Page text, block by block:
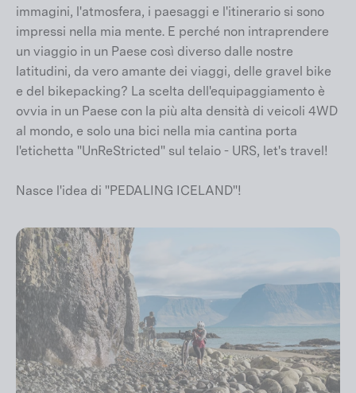
immagini, l'atmosfera, i paesaggi e l'itinerario si sono
impressi nella mia mente. E perché non intraprendere
un viaggio in un Paese così diverso dalle nostre
latitudini, da vero amante dei viaggi, delle gravel bike
e del bikepacking? La scelta dell'equipaggiamento è
ovvia in un Paese con la più alta densità di veicoli 4WD
al mondo, e solo una bici nella mia cantina porta
l'etichetta "UnReStricted" sul telaio - URS, let's travel!
Nasce l'idea di "PEDALING ICELAND"!